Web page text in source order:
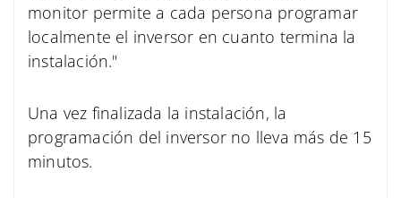
monitor permite a cada persona programar
localmente el inversor en cuanto termina la
instalación."
Una vez finalizada la instalación, la
programación del inversor no lleva más de 15
minutos.